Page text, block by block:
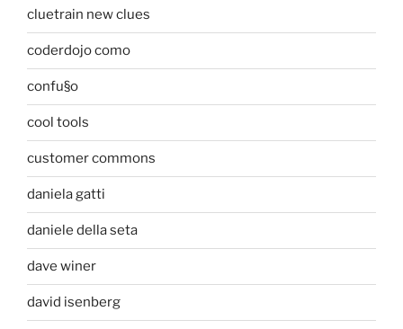
cluetrain new clues
coderdojo como
confu§o
cool tools
customer commons
daniela gatti
daniele della seta
dave winer
david isenberg